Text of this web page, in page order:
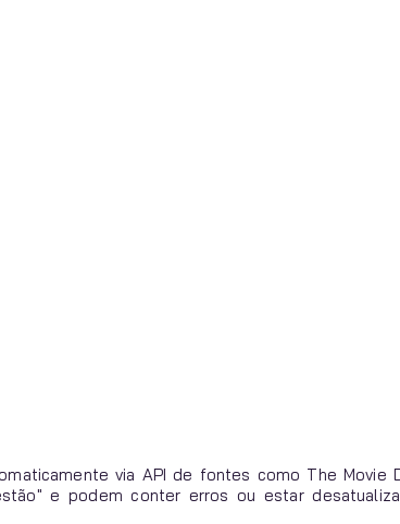
via API de fontes como The Movie
e podem conter erros ou estar